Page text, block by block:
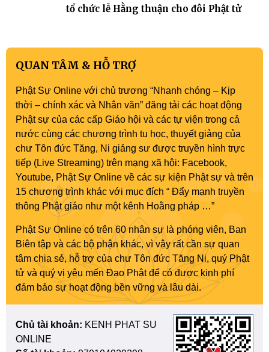
tổ chức lễ Hằng thuận cho đôi Phật tử
QUAN TÂM & HỖ TRỢ
Phật Sự Online với chủ trương “Nhanh chóng – Kịp
thời – chính xác và Nhân văn” đăng tải các hoạt động
Phật sự của các cấp Giáo hội và các tự viện trong cả
nước cùng các chương trình tu học, thuyết giảng của
chư Tôn đức Tăng, Ni giảng sư được truyền hình trực
tiếp (Live Streaming) trên mạng xã hội: Facebook,
Youtube, Phật Sự Online về các sự kiện Phật sự và trên
15 chương trình khác với mục đích “ Đẩy mạnh truyền
thông Phật giáo như một kênh Hoằng pháp …”
Phật Sự Online có trên 60 nhân sự là phóng viên, Ban
Biên tập và các bộ phận khác, vì vậy rất cần sự quan
tâm chia sẻ, hỗ trợ của chư Tôn đức Tăng Ni, quý Phật
tử và quý vị yêu mến Đạo Phật để có được kinh phí
đảm bảo sự hoạt động bền vững và lâu dài.
Chủ tài khoản: KENH PHAT SU
ONLINE